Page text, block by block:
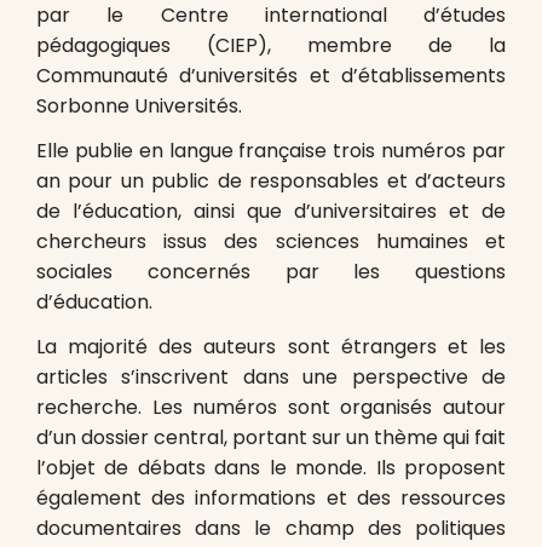
par le Centre international d’études
pédagogiques (CIEP), membre de la
Communauté d’universités et d’établissements
Sorbonne Universités.
Elle publie en langue française trois numéros par
an pour un public de responsables et d’acteurs
de l’éducation, ainsi que d’universitaires et de
chercheurs issus des sciences humaines et
sociales concernés par les questions
d’éducation.
La majorité des auteurs sont étrangers et les
articles s’inscrivent dans une perspective de
recherche. Les numéros sont organisés autour
d’un dossier central, portant sur un thème qui fait
l’objet de débats dans le monde. Ils proposent
également des informations et des ressources
documentaires dans le champ des politiques